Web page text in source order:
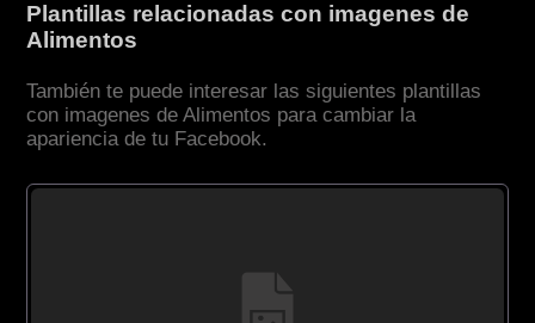
Plantillas relacionadas con imagenes de
Alimentos
También te puede interesar las siguientes plantillas
con imagenes de Alimentos para cambiar la
apariencia de tu Facebook.